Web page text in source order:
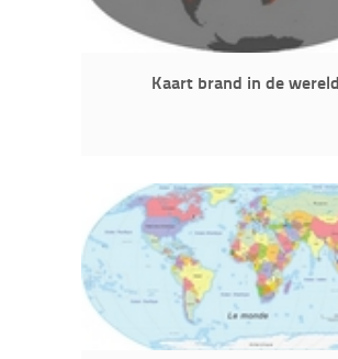
Kaart brand in de wereld